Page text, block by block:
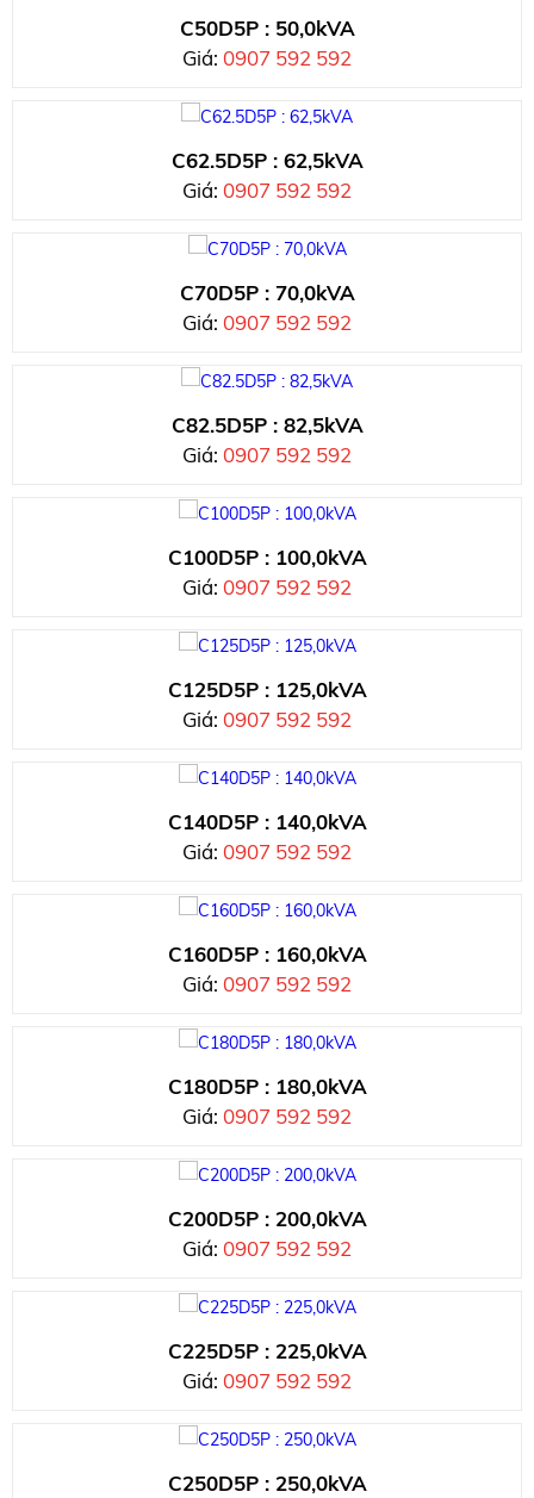
C50D5P : 50,0kVA
Giá: 0907 592 592
C62.5D5P : 62,5kVA
Giá: 0907 592 592
C70D5P : 70,0kVA
Giá: 0907 592 592
C82.5D5P : 82,5kVA
Giá: 0907 592 592
C100D5P : 100,0kVA
Giá: 0907 592 592
C125D5P : 125,0kVA
Giá: 0907 592 592
C140D5P : 140,0kVA
Giá: 0907 592 592
C160D5P : 160,0kVA
Giá: 0907 592 592
C180D5P : 180,0kVA
Giá: 0907 592 592
C200D5P : 200,0kVA
Giá: 0907 592 592
C225D5P : 225,0kVA
Giá: 0907 592 592
C250D5P : 250,0kVA